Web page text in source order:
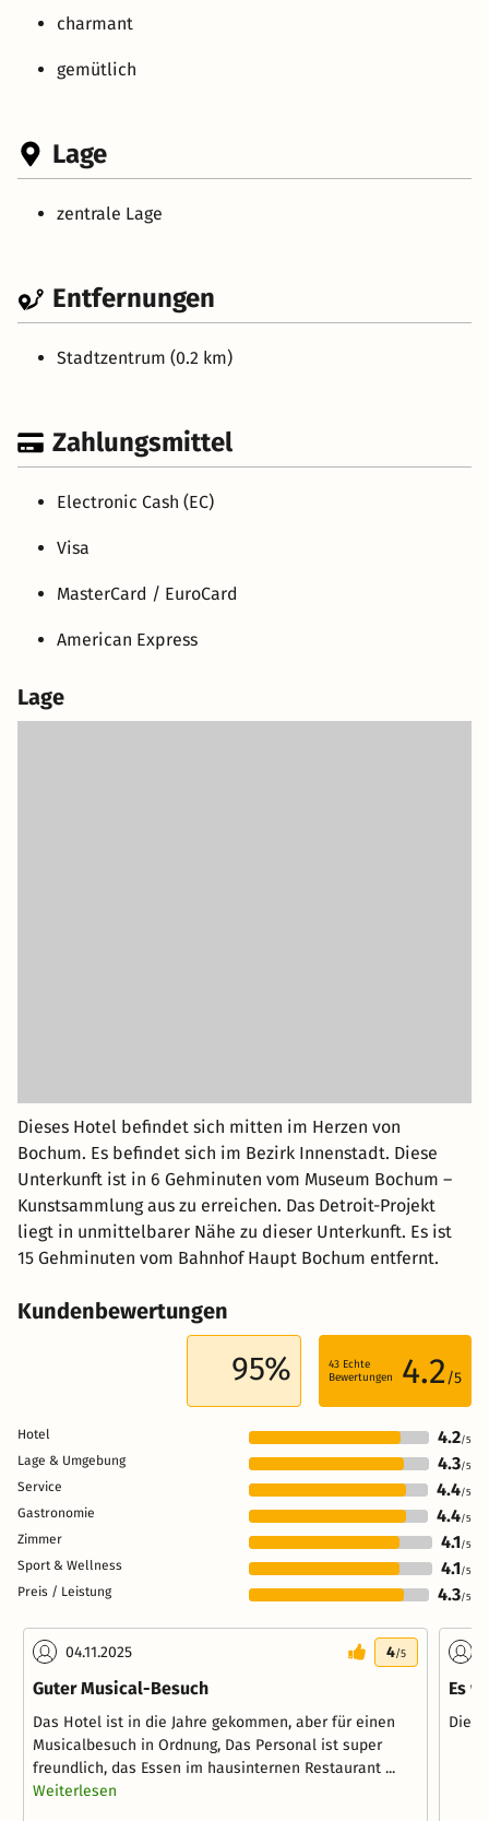
charmant
gemütlich
Lage
zentrale Lage
Entfernungen
Stadtzentrum (0.2 km)
Zahlungsmittel
Electronic Cash (EC)
Visa
MasterCard / EuroCard
American Express
Lage
Dieses Hotel befindet sich mitten im Herzen von
Bochum. Es befindet sich im Bezirk Innenstadt. Diese
Unterkunft ist in 6 Gehminuten vom Museum Bochum –
Kunstsammlung aus zu erreichen. Das Detroit-Projekt
liegt in unmittelbarer Nähe zu dieser Unterkunft. Es ist
15 Gehminuten vom Bahnhof Haupt Bochum entfernt.
Kundenbewertungen
95% 43 Echte
Bewertungen
4.2 /5
Hotel 4.2/5
Lage & Umgebung 4.3/5
Service 4.4/5
Gastronomie 4.4/5
Zimmer 4.1/5
Sport & Wellness 4.1/5
Preis / Leistung 4.3/5
04.11.2025 4/5
Guter Musical-Besuch
Das Hotel ist in die Jahre gekommen, aber für einen
Musicalbesuch in Ordnung, Das Personal ist super
freundlich, das Essen im hausinternen Restaurant ...
Weiterlesen
Es
Die